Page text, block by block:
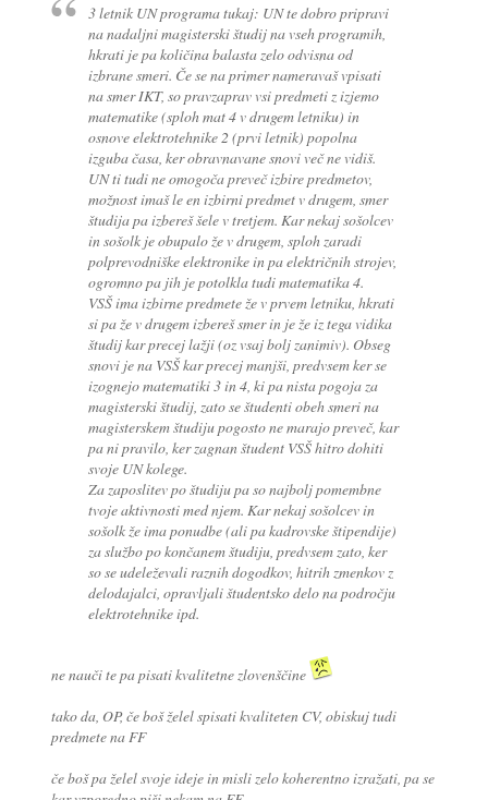
3 letnik UN programa tukaj: UN te dobro pripravi
na nadaljni magisterski študij na vseh programih,
hkrati je pa količina balasta zelo odvisna od
izbrane smeri. Če se na primer nameravaš vpisati
na smer IKT, so pravzaprav vsi predmeti z izjemo
matematike (sploh mat 4 v drugem letniku) in
osnove elektrotehnike 2 (prvi letnik) popolna
izguba časa, ker obravnavane snovi več ne vidiš.
UN ti tudi ne omogoča preveč izbire predmetov,
možnost imaš le en izbirni predmet v drugem, smer
študija pa izbereš šele v tretjem. Kar nekaj sošolcev
in sošolk je obupalo že v drugem, sploh zaradi
polprevodniške elektronike in pa električnih strojev,
ogromno pa jih je potolkla tudi matematika 4.
VSŠ ima izbirne predmete že v prvem letniku, hkrati
si pa že v drugem izbereš smer in je že iz tega vidika
študij kar precej lažji (oz vsaj bolj zanimiv). Obseg
snovi je na VSŠ kar precej manjši, predvsem ker se
izognejo matematiki 3 in 4, ki pa nista pogoja za
magisterski študij, zato se študenti obeh smeri na
magisterskem študiju pogosto ne marajo preveč, kar
pa ni pravilo, ker zagnan študent VSŠ hitro dohiti
svoje UN kolege.
Za zaposlitev po študiju pa so najbolj pomembne
tvoje aktivnosti med njem. Kar nekaj sošolcev in
sošolk že ima ponudbe (ali pa kadrovske štipendije)
za službo po končanem študiju, predvsem zato, ker
so se udeleževali raznih dogodkov, hitrih zmenkov z
delodajalci, opravljali študentsko delo na področju
elektrotehnike ipd.
ne nauči te pa pisati kvalitetne zlovenščine
tako da, OP, če boš želel spisati kvaliteten CV, obiskuj tudi
predmete na FF
če boš pa želel svoje ideje in misli zelo koherentno izražati, pa se